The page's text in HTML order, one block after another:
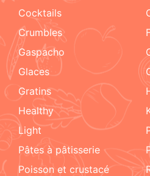
cocktails
crumbles
Gaspacho
glaces
gratins
healthy
light
pâtes à pâtisserie
poisson et crustacé